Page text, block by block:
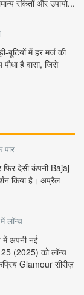
संकेतों और उपायो...
बूटियों में हर मर्ज की
पौधा है वासा, जिसे
फिर देसी कंपनी Bajaj
किया है। अप्रैल
लॉन्च
में अपनी नई
(2025) को लॉन्च
Glamour सीरीज़